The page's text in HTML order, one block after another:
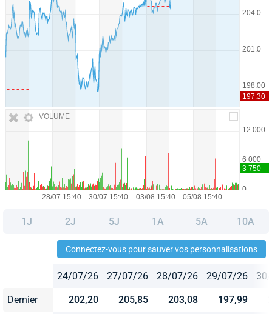
VOLUME
1J 2J 5J 1A 5A 10A
Connectez-vous pour sauver vos personnalisations
24/07/26 27/07/26 28/07/26 29/07/26
Dernier 202,20 205,85 203,08 197,99